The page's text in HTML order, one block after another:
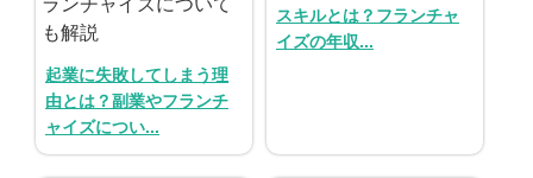
起業に失敗してしまう理
由とは？副業やフランチ
ャイズについ...
スキルとは？フランチャ
イズの年収...